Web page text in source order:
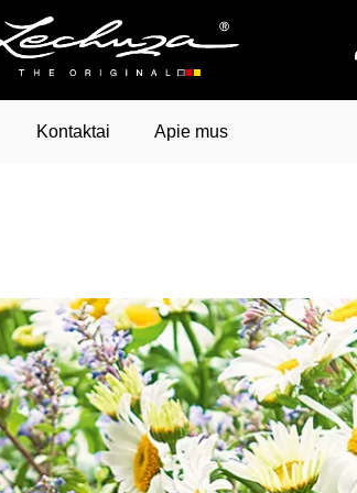
Kontaktai Apie mus